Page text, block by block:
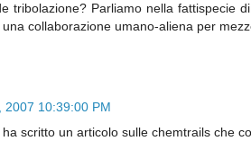
tribolazione? Parliamo nella fattispecie
collaborazione umano-aliena per
2007 10:39:00 PM
scritto un articolo sulle chemtrails che